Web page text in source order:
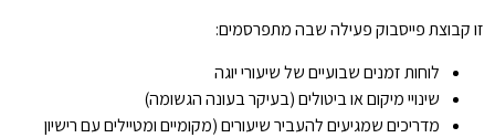
זו קבוצת פייסבוק פעילה שבה מתפרסמים:
לוחות זמנים שבועיים של שיעורי יוגה
שינויי מיקום או ביטולים (בעיקר בעונה הגשומה)
מדריכים שמגיעים להעביר שיעורים (מקומיים ומטיילים עם רישיון